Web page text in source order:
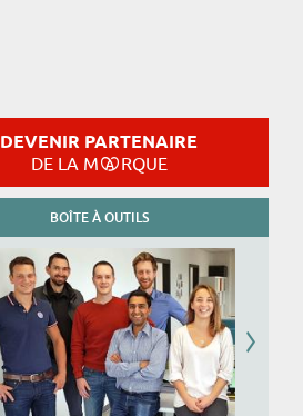
DEVENIR PARTENAIRE
DE LA M RQUE
BOÎTE À OUTILS